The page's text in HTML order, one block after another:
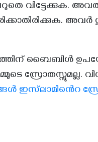
വിട്ടേക്കുക.
ബൈബിൾ
സ്രോതസ്സുമല്ല.
ഇസ്‌ലാമിൻെറ